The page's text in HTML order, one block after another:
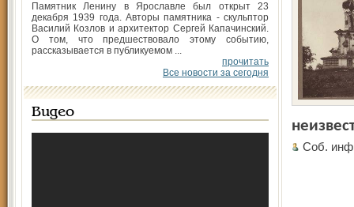
Памятник Ленину в Ярославле был открыт 23
декабря 1939 года. Авторы памятника - скульптор
Василий Козлов и архитектор Сергей Капачинский.
О том, что предшествовало этому событию,
рассказывается в публикуемом ...
прочитать
Все новости за сегодня
Видео
Соб.